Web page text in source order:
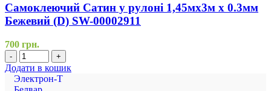
Самоклеючий Сатин у рулоні 1,45мх3м х 0.3мм
Бежевий (D) SW-00002911
700 грн.
- +
Додати в кошик
Электрон-Т